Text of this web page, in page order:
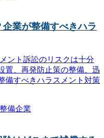
業が整備すべきハラ
ント訴訟のリスクは十分
置、再発防止策の整備、迅
備すべきハラスメント対策
備企業